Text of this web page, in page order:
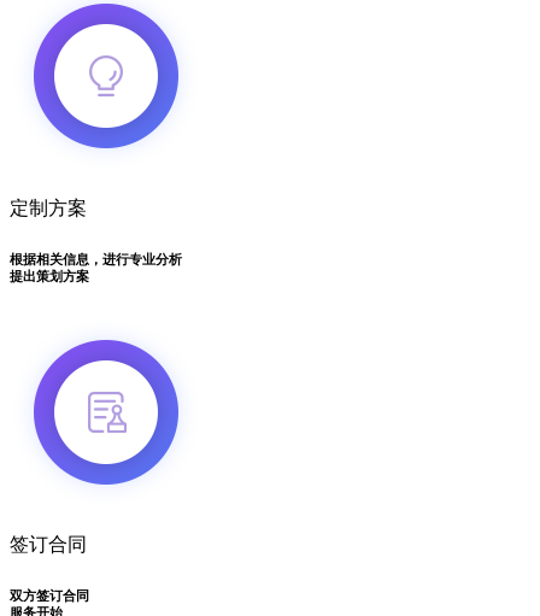
定制方案
根据相关信息，进行专业分析
提出策划方案
签订合同
双方签订合同
服务开始